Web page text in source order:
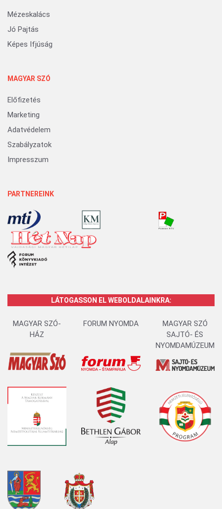
Mézeskalács
Jó Pajtás
Képes Ifjúság
MAGYAR SZÓ
Előfizetés
Marketing
Adatvédelem
Szabályzatok
Impresszum
PARTNEREINK
LÁTOGASSON EL WEBOLDALAINKRA:
MAGYAR SZÓ-
HÁZ
FORUM NYOMDA
MAGYAR SZÓ
SAJTÓ- ÉS
NYOMDAMÚZEUM